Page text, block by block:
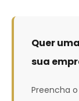
Quer
sua
Preencha